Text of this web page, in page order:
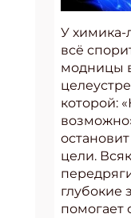
У химика-
всё
модницы
которой:
цели.
глубокие
помогает